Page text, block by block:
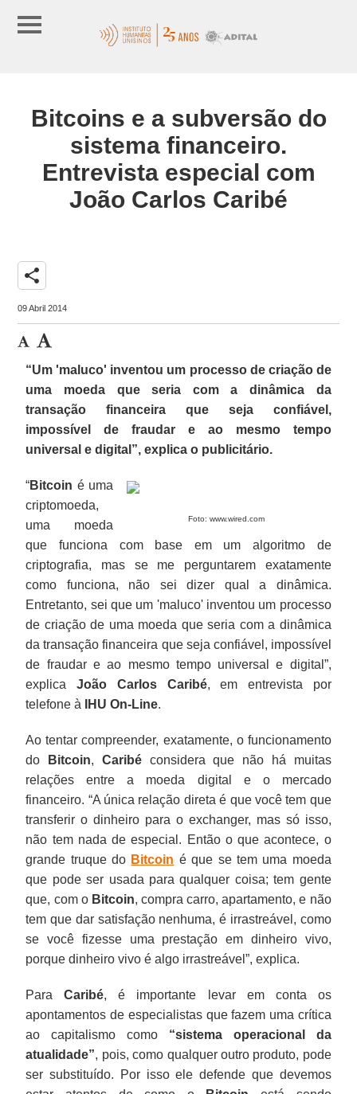
Bitcoins e a subversão do
sistema financeiro.
Entrevista especial com
João Carlos Caribé
share
09 Abril 2014
“Um 'maluco' inventou um processo de criação de
uma moeda que seria com a dinâmica da
transação financeira que seja confiável,
impossível de fraudar e ao mesmo tempo
universal e digital”, explica o publicitário.
Foto: www.wired.com
“Bitcoin é uma
criptomoeda,
uma moeda
que funciona com base em um algoritmo de
criptografia, mas se me perguntarem exatamente
como funciona, não sei dizer qual a dinâmica.
Entretanto, sei que um 'maluco' inventou um processo
de criação de uma moeda que seria com a dinâmica
da transação financeira que seja confiável, impossível
de fraudar e ao mesmo tempo universal e digital”,
explicaJoão Carlos Caribé, em entrevista por
telefone à
IHU On-Line.
Ao tentar compreender, exatamente, o funcionamento
do Bitcoin, Caribéconsidera que não há muitas
relações entre a moeda digital e o mercado
financeiro. “A única relação direta é que você tem que
transferir o dinheiro para o exchanger, mas só isso,
não tem nada de especial. Então o que acontece, o
grande truque do Bitcoin é que se tem uma moeda
que pode ser usada para qualquer coisa; tem gente
que, com o Bitcoin, compra carro, apartamento, e não
tem que dar satisfação nenhuma, é irrastreável, como
se você fizesse uma prestação em dinheiro vivo,
porque dinheiro vivo é algo irrastreável”, explica.
Para Caribé, é importante levar em conta os
apontamentos de especialistas que fazem uma crítica
ao capitalismo como “sistema operacional da
atualidade”, pois, como qualquer outro produto, pode
ser substituído. Por isso ele defende que devemos